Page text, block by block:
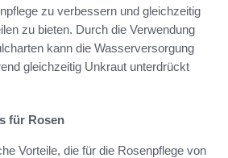
zu verbessern und gleichzeitig
zu bieten. Durch die Verwendung
kann die Wasserversorgung
gleichzeitig Unkraut unterdrückt
für Rosen
Vorteile, die für die Rosenpflege von